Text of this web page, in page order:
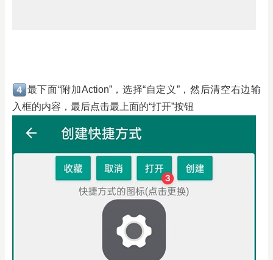
最下面“附加Action”，选择“自定义”，然后清空右边输
入框的内容，最后点击最上面的“打开”按钮